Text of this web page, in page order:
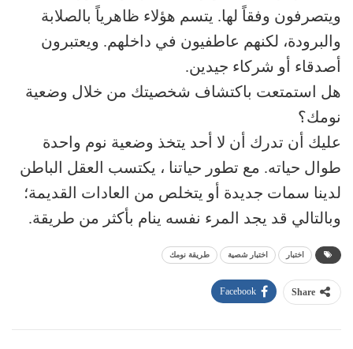
ويتصرفون وفقاً لها. يتسم هؤلاء ظاهرياً بالصلابة
والبرودة، لكنهم عاطفيون في داخلهم. ويعتبرون
أصدقاء أو شركاء جيدين.
هل استمتعت باكتشاف شخصيتك من خلال وضعية
نومك؟
عليك أن تدرك أن لا أحد يتخذ وضعية نوم واحدة
طوال حياته. مع تطور حياتنا ، يكتسب العقل الباطن
لدينا سمات جديدة أو يتخلص من العادات القديمة؛
وبالتالي قد يجد المرء نفسه ينام بأكثر من طريقة.
اختبار اختبار شصية طريقة نومك
Share
Facebook